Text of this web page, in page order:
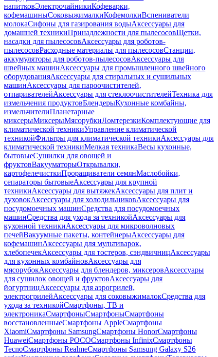
напитковЭлектрочайникиКофеварки,
кофемашиныСоковыжималкиКофемолкиВспениватели
молокаСифоны для газирования водыАксессуары для
домашней техникиПринадлежности для пылесосовЩетки,
насадки для пылесосовАксессуары для роботов-
пылесосовРасходные материалы для пылесосовСтанции,
аккумуляторы для роботов-пылесосовАксессуары для
швейных машинАксессуары для промышленного швейного
оборудованияАксессуары для стиральных и сушильных
машинАксессуары для пароочистителей,
отпаривателейАксессуары для стеклоочистителейТехника для
измельчения продуктовБлендерыКухонные комбайны,
измельчителиПланетарные
миксерыМиксерыМясорубкиЛомтерезкиКомплектующие для
климатической техникиУправление климатической
техникойФильтры для климатической техникиАксессуары для
климатической техникиМелкая техникаВесы кухонные,
бытовыеСушилки для овощей и
фруктовВакууматорыОткрывалки,
картофелечисткиПроращиватели семянМаслобойки,
сепараторы бытовыеАксессуары для крупной
техникиАксессуары для вытяжекАксессуары для плит и
духовокАксессуары для холодильниковАксессуары для
посудомоечных машинСредства для посудомоечных
машинСредства для ухода за техникойАксессуары для
кухонной техникиАксессуары для микроволновых
печейВакуумные пакеты, контейнерыАксессуары для
кофемашинАксессуары для мультиварок,
хлебопечекАксессуары для тостеров, сэндвичницАксессуары
для кухонных комбайновАксессуары для
мясорубокАксессуары для блендеров, миксеровАксессуары
для сушилок овощей и фруктовАксессуары для
йогуртницАксессуары для аэрогрилей,
электрогрилейАксессуары для соковыжималокСредства для
ухода за техникойСмартфоны, ТВ и
электроникаСмартфоныСмартфоныСмартфоны
восстановленныеСмартфоны AppleСмартфоны
XiaomiСмартфоны SamsungСмартфоны HonorСмартфоны
HuaweiСмартфоны POCOСмартфоны InfinixСмартфоны
TecnoСмартфоны RealmeСмартфоны Samsung Galaxy S26